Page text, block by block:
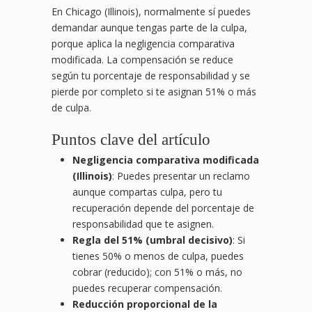
En Chicago (Illinois), normalmente sí puedes
demandar aunque tengas parte de la culpa,
porque aplica la negligencia comparativa
modificada. La compensación se reduce
según tu porcentaje de responsabilidad y se
pierde por completo si te asignan 51% o más
de culpa.
Puntos clave del artículo
Negligencia comparativa modificada
(Illinois): Puedes presentar un reclamo
aunque compartas culpa, pero tu
recuperación depende del porcentaje de
responsabilidad que te asignen.
Regla del 51% (umbral decisivo): Si
tienes 50% o menos de culpa, puedes
cobrar (reducido); con 51% o más, no
puedes recuperar compensación.
Reducción proporcional de la